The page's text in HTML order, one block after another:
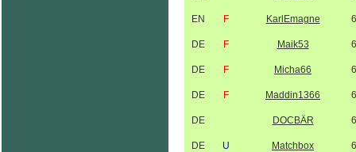
EN F KarlEmagne
DE F Maik53
DE F Micha66
DE F Maddin1366
DE DOCBÄR
DE U Matchbox